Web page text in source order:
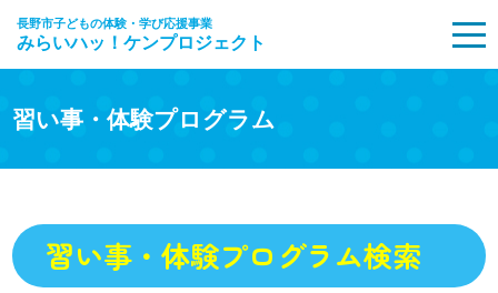
長野市子どもの体験・学び応援事業
みらいハッ！ケンプロジェクト
習い事・体験プログラム
習い事・体験プログラム検索